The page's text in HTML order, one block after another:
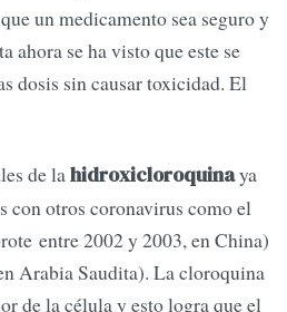
un medicamento sea seguro y
ahora se ha visto que este se
dosis sin causar toxicidad. El
de lahidroxicloroquinaya
con otros coronavirus como el
entre 2002 y 2003, en China)
Arabia Saudita). La cloroquina
de la célula y esto logra que el